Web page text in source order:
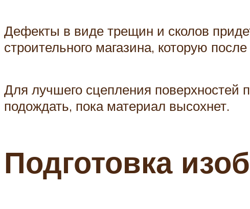
Дефекты в виде трещин и сколов
строительного магазина, которую
Для лучшего сцепления поверхностей
подождать, пока материал высохнет.
Подготовка